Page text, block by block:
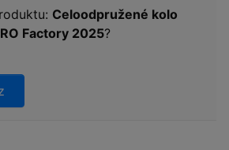
Celoodpružené kolo
Factory 2025?